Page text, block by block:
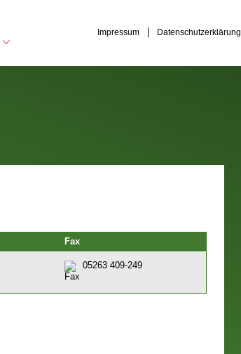
Impressum Datenschutzerklärung
Fax
05263 409-249